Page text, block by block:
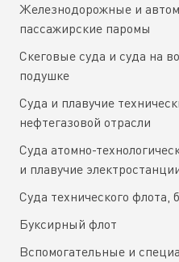
Железнодорожные и
пассажирские паромы
Скеговые суда и суда на
подушке
Суда и плавучие
нефтегазовой отрасли
Суда атомно-
и плавучие
Суда технического флота,
Буксирный флот
Вспомогательные и